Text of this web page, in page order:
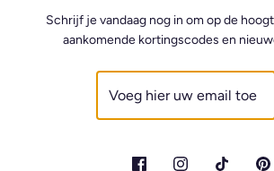
Schrijf je vandaag nog in om op de
aankomende kortingscodes en